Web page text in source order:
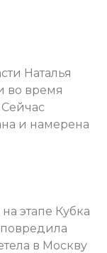
Наталья
во время
и намерена
этапе Кубка
в Москву